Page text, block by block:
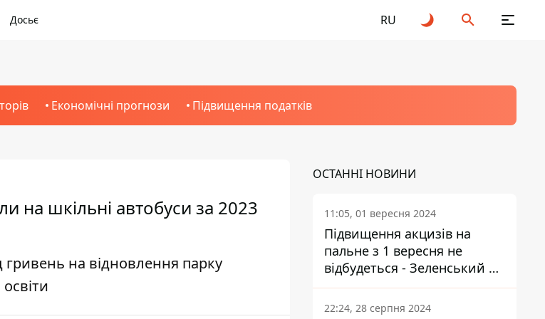
Досьє RU
Економічні прогнози Підвищення податків
на шкільні автобуси за 2023
на відновлення парку
ОСТАННІ НОВИНИ
11:05, 01 вересня 2024
Підвищення акцизів на
пальне з 1 вересня не
відбудеться - Зеленський не
підписав закон
22:24, 28 серпня 2024